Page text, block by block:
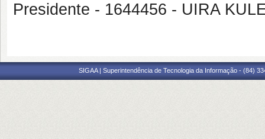
Presidente - 1644456 - UIRA
SIGAA | Superintendência de Tecnologia da Informação - (84)